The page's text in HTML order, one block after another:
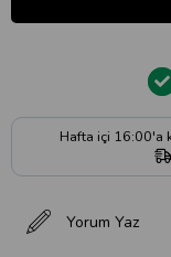
Yorum Yaz
Hafta içi 16:00'a